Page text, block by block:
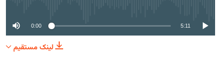
0:00 5:11
لینک مستقیم